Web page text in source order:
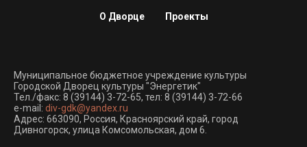
О Дворце Проекты
Муниципальное бюджетное учреждение культуры
Городской Дворец культуры "Энергетик"
Тел./факс: 8 (39144) 3-72-65, тел: 8 (39144) 3-72-66
e-mail: div-gdk@yandex.ru
Адрес: 663090, Россия, Красноярский край, город
Дивногорск, улица Комсомольская, дом 6.